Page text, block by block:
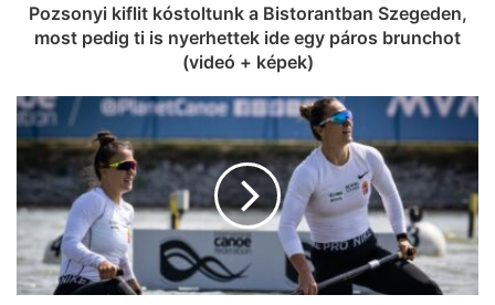
Pozsonyi kiflit kóstoltunk a Bistorantban Szegeden,
most pedig ti is nyerhettek ide egy páros brunchot
(videó + képek)